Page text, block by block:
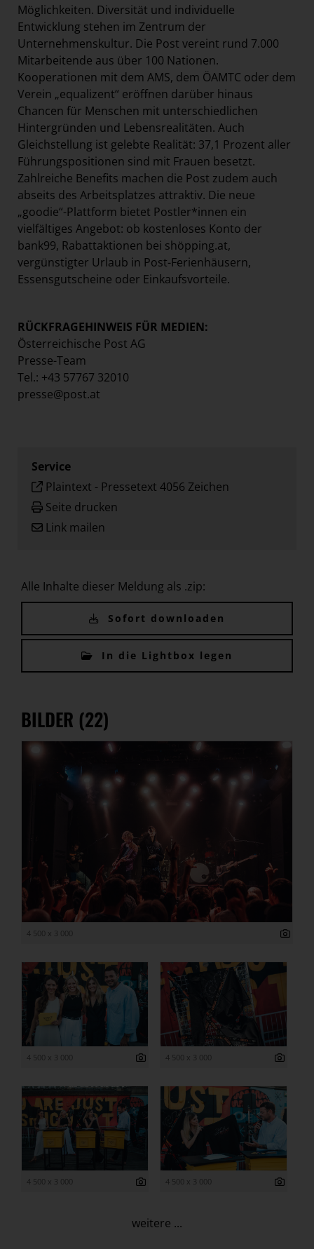
Möglichkeiten. Diversität und individuelle
Entwicklung stehen im Zentrum der
Unternehmenskultur. Die Post vereint rund 7.000
Mitarbeitende aus über 100 Nationen.
Kooperationen mit dem AMS, dem ÖAMTC oder dem
Verein „equalizent“ eröffnen darüber hinaus
Chancen für Menschen mit unterschiedlichen
Hintergründen und Lebensrealitäten. Auch
Gleichstellung ist gelebte Realität: 37,1 Prozent aller
Führungspositionen sind mit Frauen besetzt.
Zahlreiche Benefits machen die Post zudem auch
abseits des Arbeitsplatzes attraktiv. Die neue
„goodie“-Plattform bietet Postler*innen ein
vielfältiges Angebot: ob kostenloses Konto der
bank99, Rabattaktionen bei shöpping.at,
vergünstigter Urlaub in Post-Ferienhäusern,
Essensgutscheine oder Einkaufsvorteile.
RÜCKFRAGEHINWEIS FÜR MEDIEN:
Österreichische Post AG
Presse-Team
Tel.: +43 57767 32010
presse@post.at
Service
Plaintext - Pressetext 4056 Zeichen
Seite drucken
Link mailen
Alle Inhalte dieser Meldung als .zip:
Sofort downloaden
In die Lightbox legen
BILDER (22)
4 500 x 3 000
4 500 x 3 000 4 500 x 3 000
4 500 x 3 000 4 500 x 3 000
weitere ...